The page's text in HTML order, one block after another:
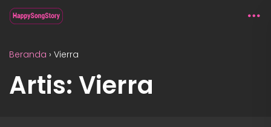
Beranda › Vierra
Artis: Vierra